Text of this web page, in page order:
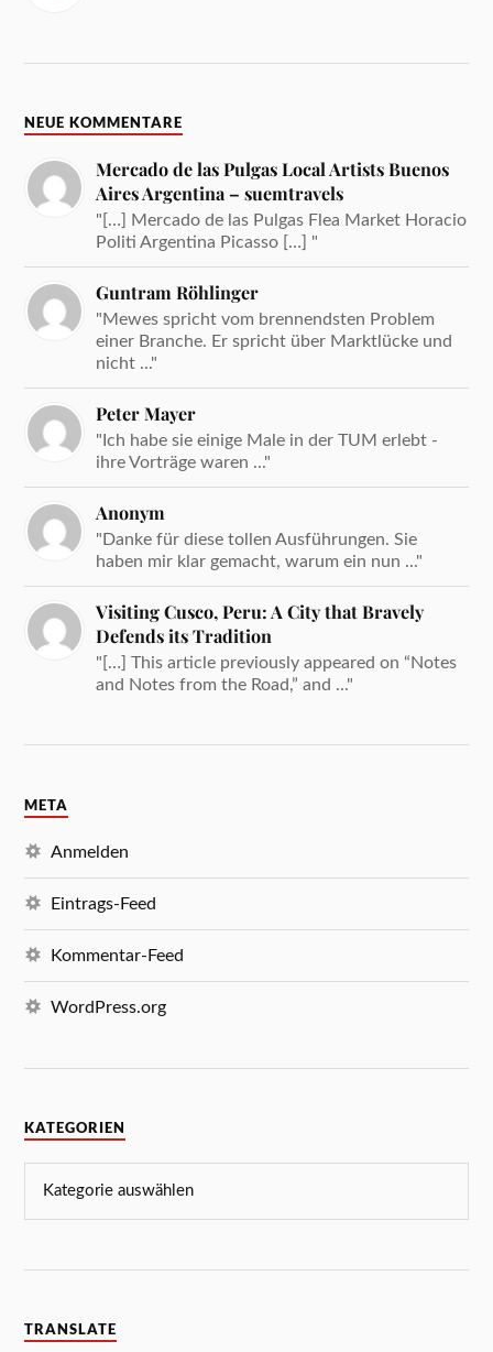
NEUE KOMMENTARE
Mercado de las Pulgas Local Artists Buenos
Aires Argentina – suemtravels
"[…] Mercado de las Pulgas Flea Market Horacio
Politi Argentina Picasso […] "
Guntram Röhlinger
"Mewes spricht vom brennendsten Problem
einer Branche. Er spricht über Marktlücke und
nicht ..."
Peter Mayer
"Ich habe sie einige Male in der TUM erlebt -
ihre Vorträge waren ..."
Anonym
"Danke für diese tollen Ausführungen. Sie
haben mir klar gemacht, warum ein nun ..."
Visiting Cusco, Peru: A City that Bravely
Defends its Tradition
"[…] This article previously appeared on “Notes
and Notes from the Road,” and ..."
META
Anmelden
Eintrags-Feed
Kommentar-Feed
WordPress.org
KATEGORIEN
TRANSLATE